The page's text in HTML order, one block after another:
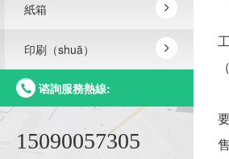
紙箱
印刷（shuā）
谘詢服務熱線:
15090057305